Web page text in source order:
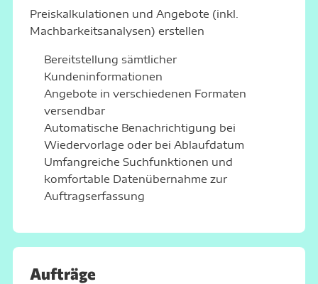
Preiskalkulationen und Angebote (inkl.
Machbarkeitsanalysen) erstellen
Bereitstellung sämtlicher
Kundeninformationen
Angebote in verschiedenen Formaten
versendbar
Automatische Benachrichtigung bei
Wiedervorlage oder bei Ablaufdatum
Umfangreiche Suchfunktionen und
komfortable Datenübernahme zur
Auftragserfassung
Aufträge